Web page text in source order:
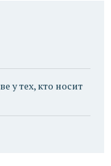
у тех, кто носит